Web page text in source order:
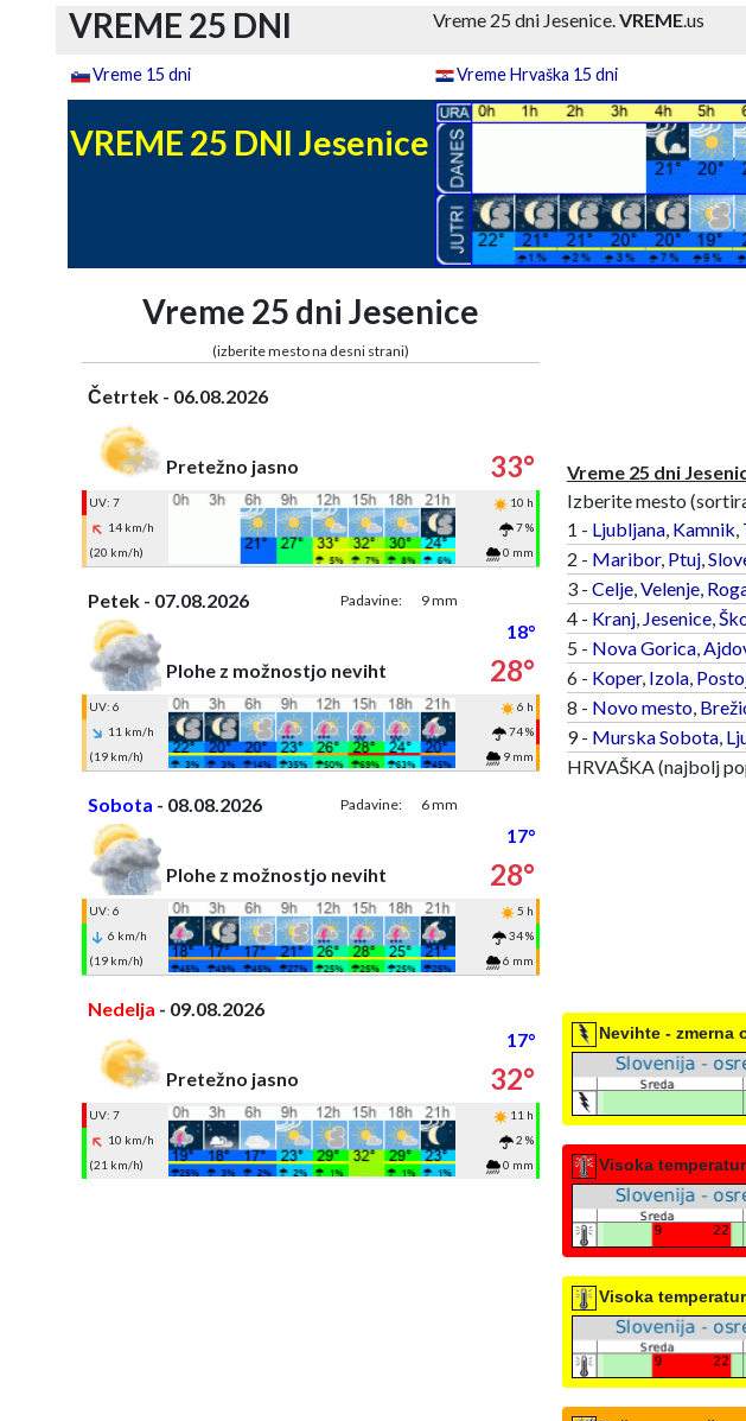
VREME 25 DNI Vreme 25 dni Jesenice.VREME.us
Vreme 15 dni Vreme Hrvaška 15 dni
VREME 25 DNI Jesenice
Vreme 25 dni Jesenice
(izberite mesto na desni strani)
Četrtek - 06.08.2026
Pretežno jasno 33°
UV: 7
10 h
14 km/h
7 %
(20 km/h)
0 mm
Petek - 07.08.2026 Padavine: 9 mm
18°
Plohe z možnostjo neviht
28°
UV: 6
6 h
11 km/h
74 %
(19 km/h)
9 mm
Sobota - 08.08.2026 Padavine: 6 mm
17°
Plohe z možnostjo neviht
28°
UV: 6
5 h
6 km/h
34 %
(19 km/h)
6 mm
Nedelja - 09.08.2026
17°
Pretežno jasno
32°
UV: 7
11 h
10 km/h
2 %
(21 km/h)
0 mm
Vreme 25 dni
Izberite mesto
1 - Ljubljana, Kamnik,
2 - Maribor, Ptuj,
3 - Celje,Velenje,
4 - Kranj, Jesenice,
5 - Nova Gorica,
6 - Koper, Izola,
8 - Novo mesto,
9 - Murska Sobota,
HRVAŠKA (najbolj
Nevihte - zmerna
Visoka
Visoka